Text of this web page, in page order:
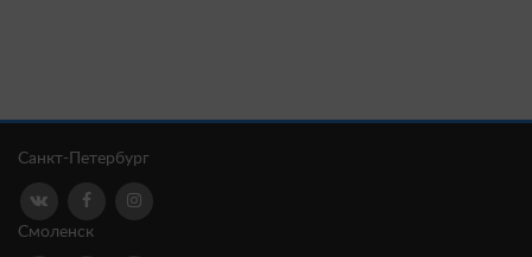
Санкт-Петербург
Смоленск